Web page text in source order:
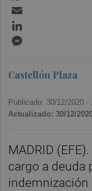
Castellón Plaza
Publicado: 30/12/2020 ·
Actualizado: 30/12/
MADRID
cargo a deuda
indemnización